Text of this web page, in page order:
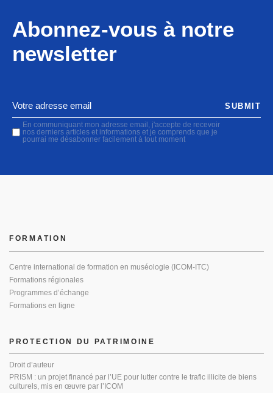
Abonnez-vous à notre
newsletter
En communiquant mon adresse email, j'accepte de recevoir
nos derniers articles et informations et je comprends que je
pourrai me désabonner facilement à tout moment
SUBMIT
PROTECTION DU PATRIMOINE
Droit d’auteur
PRISM : un projet financé par l’UE pour lutter contre le trafic illicite de biens
culturels, mis en œuvre par l’ICOM
FORMATION
Centre international de formation en muséologie (ICOM-ITC)
Formations régionales
Programmes d’échange
Formations en ligne